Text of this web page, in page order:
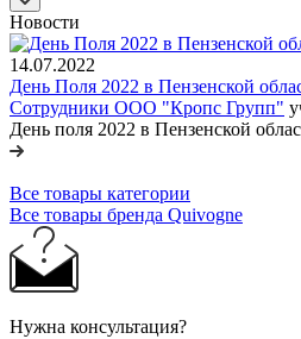
Новости
14.07.2022
День Поля 2022 в Пензенской
Сотрудники ООО "Кропс Групп"
День поля 2022 в Пензенской
Все товары категории
Все товары бренда Quivogne
Нужна консультация?